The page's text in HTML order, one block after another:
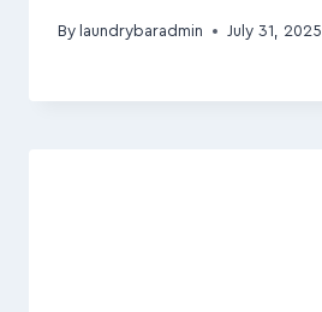
By laundrybaradmin July 31, 2025